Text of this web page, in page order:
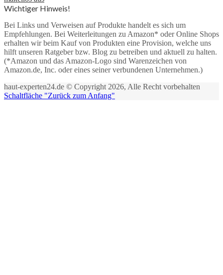
Wichtiger Hinweis!
Bei Links und Verweisen auf Produkte handelt es sich um
Empfehlungen. Bei Weiterleitungen zu Amazon* oder Online Shops
erhalten wir beim Kauf von Produkten eine Provision, welche uns
hilft unseren Ratgeber bzw. Blog zu betreiben und aktuell zu halten.
(*Amazon und das Amazon-Logo sind Warenzeichen von
Amazon.de, Inc. oder eines seiner verbundenen Unternehmen.)
haut-experten24.de © Copyright 2026, Alle Recht vorbehalten
Schaltfläche "Zurück zum Anfang"